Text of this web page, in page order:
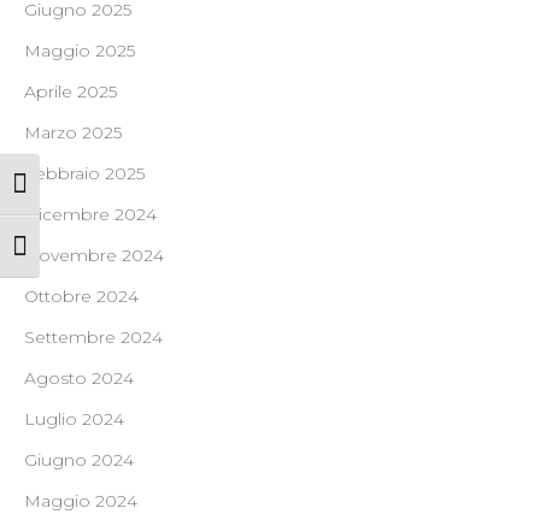
Attiva/disattiva alto contrasto
Attiva/disattiva dimensione testo
Giugno 2025
Maggio 2025
Aprile 2025
Marzo 2025
Febbraio 2025
Dicembre 2024
Novembre 2024
Ottobre 2024
Settembre 2024
Agosto 2024
Luglio 2024
Giugno 2024
Maggio 2024